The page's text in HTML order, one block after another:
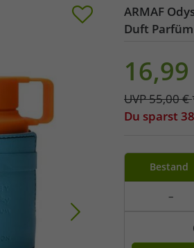
ARMAF
Duft
16,99
UVP55,00€
Du sparst
Bestand
–